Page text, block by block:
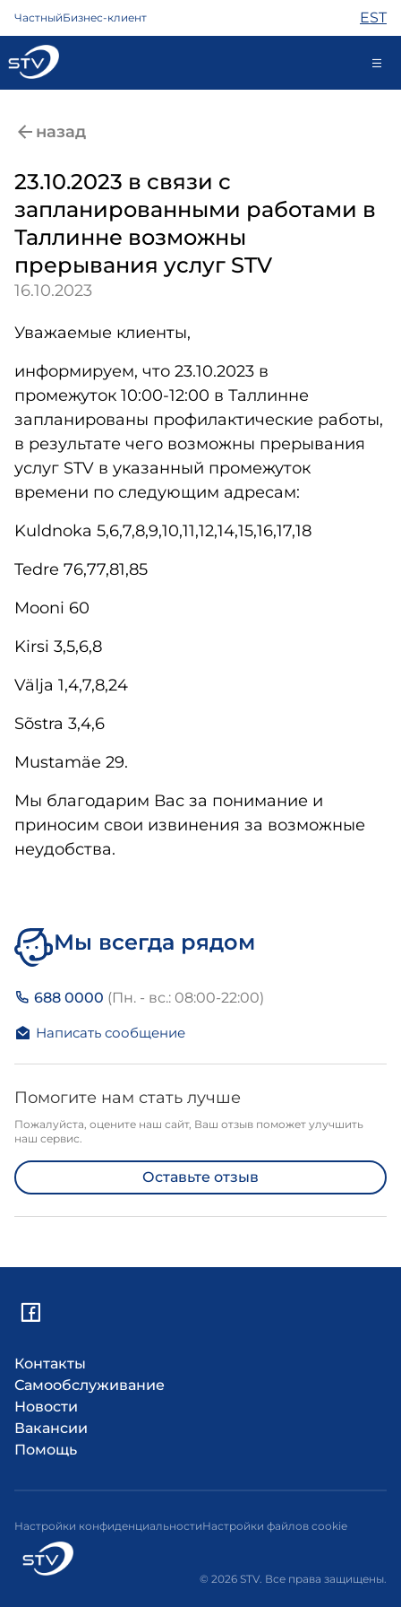
ЧастныйБизнес-клиент EST
Интернет
ТВ
Телефон
Охрана
Магазин
Новости
назад
23.10.2023 в связи с
запланированными работами в
Таллинне возможны
прерывания услуг STV
16.10.2023
Уважаемые клиенты,
информируем, что 23.10.2023 в
промежуток 10:00-12:00 в Таллинне
запланированы профилактические работы,
в результате чего возможны прерывания
услуг STV в указанный промежуток
времени по следующим адресам:
Kuldnoka 5,6,7,8,9,10,11,12,14,15,16,17,18
Tedre 76,77,81,85
Mooni 60
Kirsi 3,5,6,8
Välja 1,4,7,8,24
Sõstra 3,4,6
Mustamäe 29.
Мы благодарим Вас за понимание и
приносим свои извинения за возможные
неудобства.
Мы всегда рядом
688 0000 (Пн. - вс.: 08:00-22:00)
Написать сообщение
Помогите нам стать лучше
Пожалуйста, оцените наш сайт, Ваш отзыв поможет улучшить
наш сервис.
Оставьте отзыв
Контакты
Самообслуживание
Новости
Вакансии
Помощь
Настройки конфиденциальностиНастройки файлов cookie
© 2026 STV. Все права защищены.